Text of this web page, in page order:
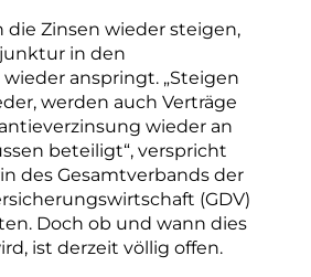
Zinsen wieder steigen,
in den
anspringt. „Steigen
werden auch Verträge
wieder an
beteiligt“, verspricht
des Gesamtverbands der
(GDV)
Doch ob und wann dies
ist derzeit völlig offen.